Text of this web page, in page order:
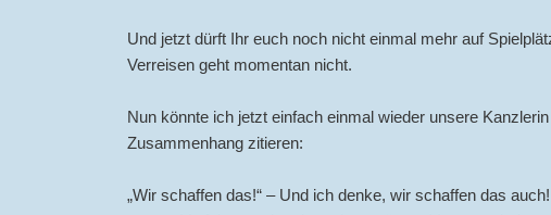
Und jetzt dürft Ihr euch noch nicht einmal mehr auf
Verreisen geht momentan nicht.
Nun könnte ich jetzt einfach einmal wieder unsere
Zusammenhang zitieren:
„Wir schaffen das!“ – Und ich denke, wir schaffen das